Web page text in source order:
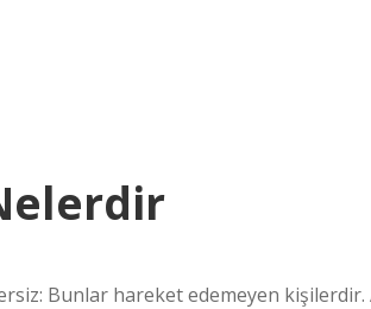
Bunlar hareket edemeyen kişilerdir.